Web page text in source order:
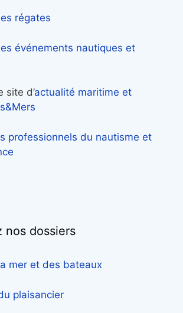
régates
événements nautiques et
site d’actualité maritime et
professionnels du nautisme et
nos dossiers
mer et des bateaux
plaisancier